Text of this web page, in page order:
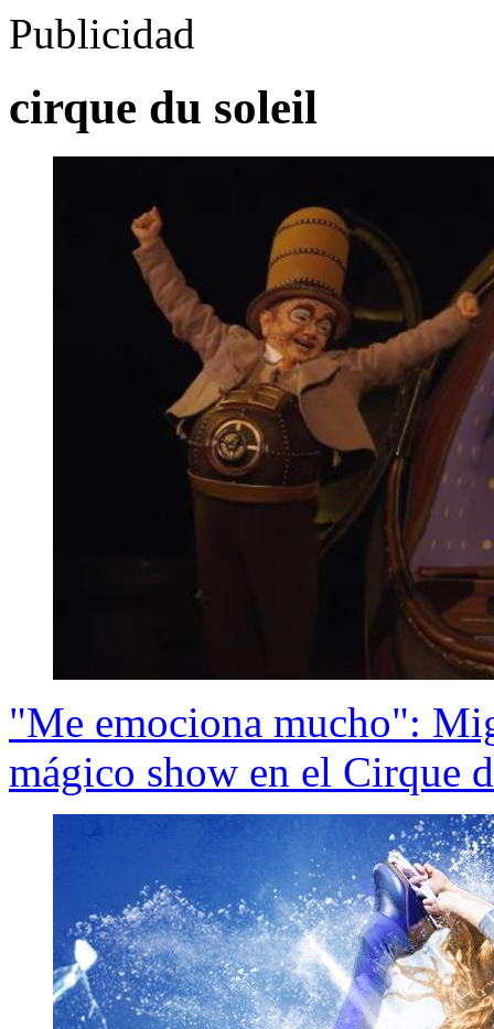
Publicidad
cirque du soleil
"Me emociona mucho":
mágico show en el Cirque